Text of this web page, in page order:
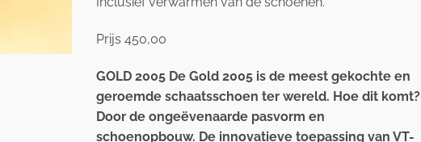
Prijs 450,00
GOLD 2005 De Gold 2005 is de meest gekochte en
geroemde schaatsschoen ter wereld. Hoe dit komt?
Door de ongeëvenaarde pasvorm en
schoenopbouw. De innovatieve toepassing van VT-